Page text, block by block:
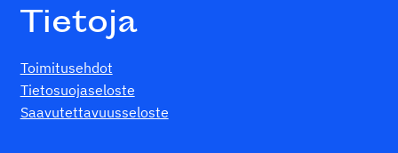
Tietoja
Toimitusehdot
Tietosuojaseloste
Saavutettavuusseloste